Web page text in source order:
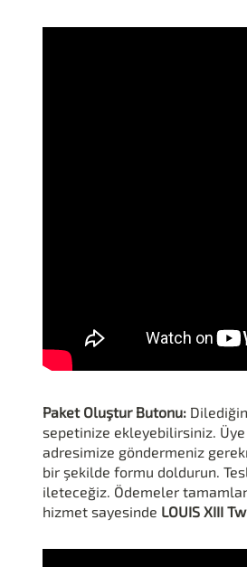
Paket Oluştur Butonu:
sepetinize ekleyebilirsiniz.
adresimize göndermeniz
bir şekilde formu doldurun.
ileteceğiz. Ödemeler
hizmet sayesinde LOUIS XIII